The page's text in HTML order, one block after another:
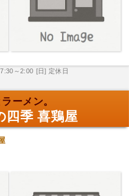
～2:00 [日] 定休日
ーメン。
四季 喜鶏屋